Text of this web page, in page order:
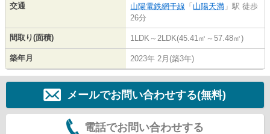
交通
山陽電鉄網干線 「 山陽天満 」駅 徒歩
26分
間取り(面積) 1LDK～2LDK(45.41㎡～57.48㎡)
築年月 2023年 2月(築3年)
メールでお問い合わせする(無料)
電話でお問い合わせする